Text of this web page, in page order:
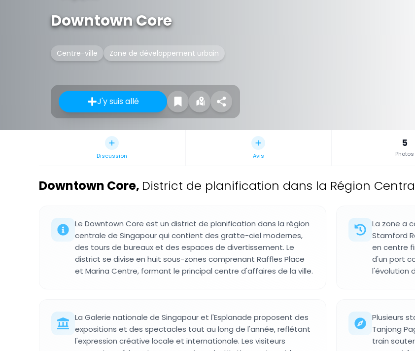
Downtown Core
Centre-ville Zone de développement urbain
J'y suis allé
Discussion Avis
5
Photos
Downtown Core, District de planification dans la Région
Le Downtown Core est un district de planification dans la région
centrale de Singapour qui contient des gratte-ciel modernes,
des tours de bureaux et des espaces de divertissement. Le
district se divise en huit sous-zones comprenant Raffles Place
et Marina Centre, formant le principal centre d'affaires de la ville.
La zone a
Stamford
en centre
d'un port
l'évolution
La Galerie nationale de Singapour et l'Esplanade proposent des
expositions et des spectacles tout au long de l'année, reflétant
l'expression créative locale et internationale. Les visiteurs
Plusieurs
Tanjong
train